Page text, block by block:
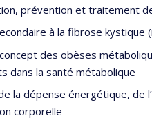
prévention et traitement
à la fibrose kystique
des obèses
dans la santé métabolique
la dépense énergétique, de
corporelle